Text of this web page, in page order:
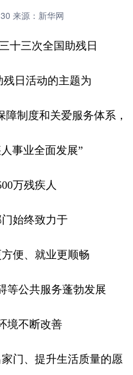
来源：新华网
三次全国助残日
日活动的主题为
制度和关爱服务体系，
业全面发展”
万残疾人
始终致力于
便、就业更顺畅
公共服务蓬勃发展
不断改善
门、提升生活质量的愿